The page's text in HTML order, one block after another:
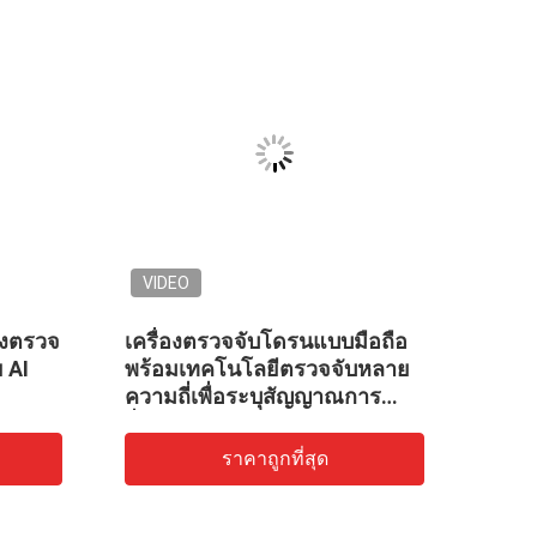
ตรวจ
AI
VIDEO
เครื่องตรวจจับโดรนแบบมือถือ
พร้อมเทคโนโลยีตรวจจับหลาย
ความถี่เพื่อระบุสัญญาณการ
ราคาถูกที่สุด